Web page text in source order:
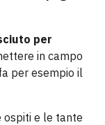
per
in campo
per esempio il
ospiti e le tante